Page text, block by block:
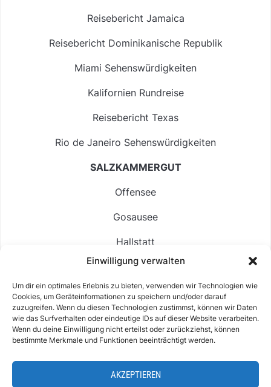
Einwilligung verwalten
Um dir ein optimales Erlebnis zu bieten, verwenden wir Technologien wie
Cookies, um Geräteinformationen zu speichern und/oder darauf
zuzugreifen. Wenn du diesen Technologien zustimmst, können wir Daten
wie das Surfverhalten oder eindeutige IDs auf dieser Website verarbeiten.
Wenn du deine Einwilligung nicht erteilst oder zurückziehst, können
bestimmte Merkmale und Funktionen beeinträchtigt werden.
AKZEPTIEREN
Reisebericht Jamaica
Reisebericht Dominikanische Republik
Miami Sehenswürdigkeiten
Kalifornien Rundreise
Reisebericht Texas
Rio de Janeiro Sehenswürdigkeiten
SALZKAMMERGUT
Offensee
Gosausee
Hallstatt
Langbathsee
Altausseer See
Hintersee
IMPRESSUM & KONTAKT